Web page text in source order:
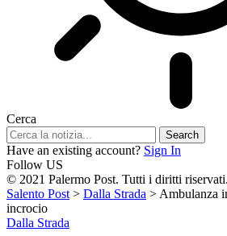
Cerca
Have an existing account? Sign In
Follow US
© 2021 Palermo Post. Tutti i diritti
Salento Post > Dalla Strada > Ambulanza
incrocio
Dalla Strada